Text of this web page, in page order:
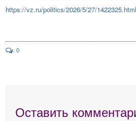
https://vz.ru/politics/2026/5/27/1422325.html
: 0
Оставить